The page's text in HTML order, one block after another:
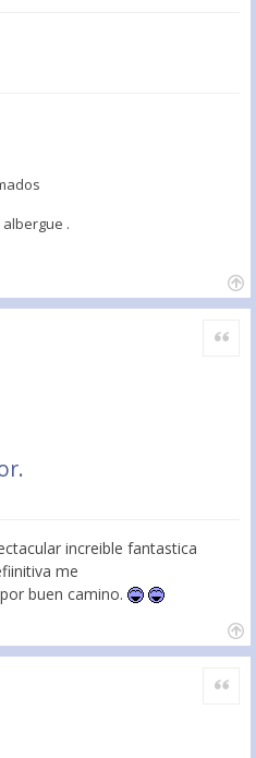
.
Citar
increible fantastica
me
buen camino.
Citar